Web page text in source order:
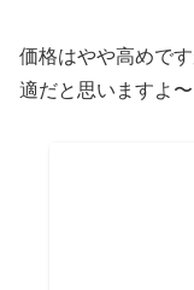
価格はやや高めで
適だと思いますよ〜